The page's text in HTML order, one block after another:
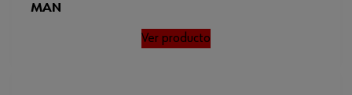
MAN
Ver producto